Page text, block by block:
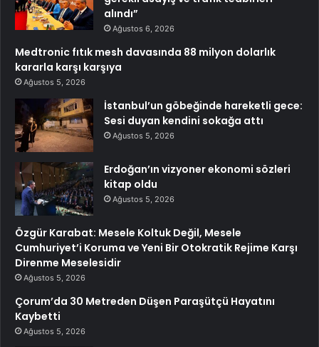
alındı”
Ağustos 6, 2026
Medtronic fıtık mesh davasında 88 milyon dolarlık
kararla karşı karşıya
Ağustos 5, 2026
İstanbul’un göbeğinde hareketli gece:
Sesi duyan kendini sokağa attı
Ağustos 5, 2026
Erdoğan’ın vizyoner ekonomi sözleri
kitap oldu
Ağustos 5, 2026
Özgür Karabat: Mesele Koltuk Değil, Mesele
Cumhuriyet’i Koruma ve Yeni Bir Otokratik Rejime Karşı
Direnme Meselesidir
Ağustos 5, 2026
Çorum’da 30 Metreden Düşen Paraşütçü Hayatını
Kaybetti
Ağustos 5, 2026